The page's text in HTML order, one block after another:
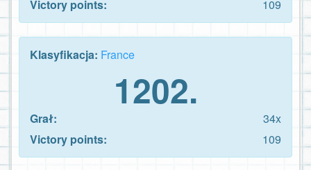
Victory points:
109
Klasyfikacja: France
1202.
Grał:
34x
Victory points:
109